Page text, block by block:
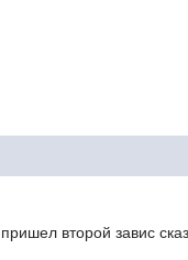
второй завис